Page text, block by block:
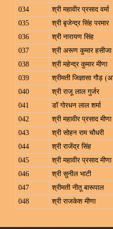
034
श्री महावीर प्रसाद वर्मा
035
श्री बृजेन्द्र सिंह परमार
036
श्री नारायण सिंह
037
श्री अरूण कुमार हसीजा
038
श्री महेन्द्र कुमार मीणा
039
श्रीमती जिज्ञासा गौड़
040
श्री राजू लाल गुर्जर
041
डॉ गोरधन लाल शर्मा
042
श्री महावीर प्रसाद
043
श्री सोहन राम चौधरी
044
श्री राजेंद्र सिंह
045
श्री महावीर प्रसाद
046
श्री सुनील भाटी
047
श्रीमती नीतू बारूपाल
048
श्री राजकेश मीणा